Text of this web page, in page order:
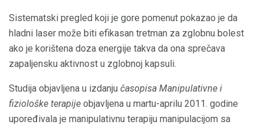
Sistematski pregled koji je gore pomenut pokazao je da
hladni laser može biti efikasan tretman za zglobnu bolest
ako je korištena doza energije takva da ona sprečava
zapaljensku aktivnost u zglobnoj kapsuli.
Studija objavljena u izdanju časopisa Manipulativne i
fiziološke terapije objavljena u martu-aprilu 2011. godine
upoređivala je manipulativnu terapiju manipulacijom sa